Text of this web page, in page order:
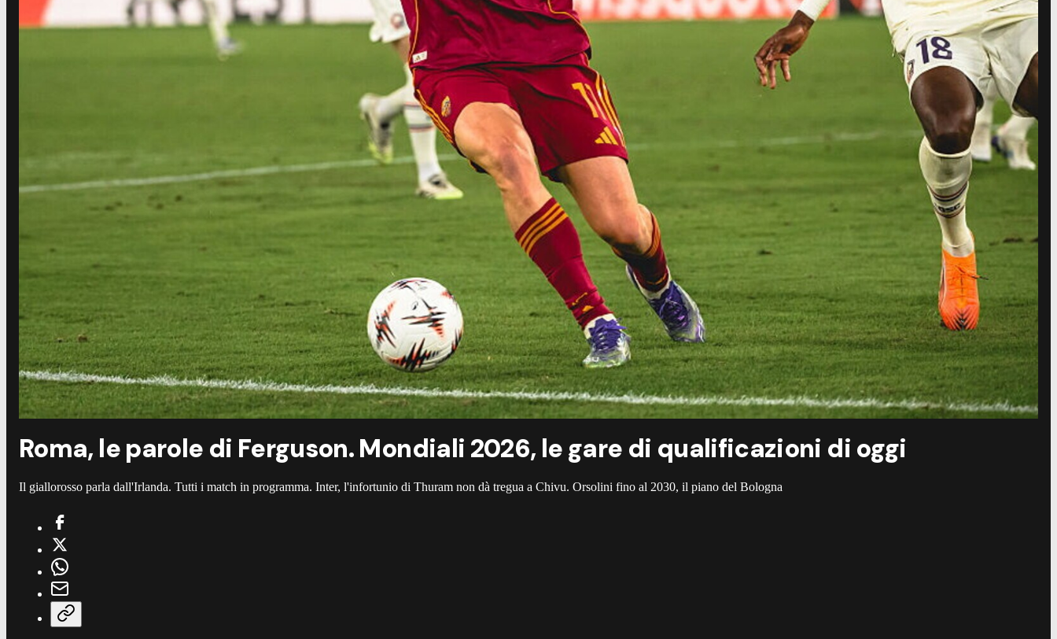
Roma, le parole di Ferguson. Mondiali 2026, le gare di qualificazioni di oggi
Il giallorosso parla dall'Irlanda. Tutti i match in programma. Inter, l'infortunio di Thuram non dà tregua a Chivu. Orsolini fino al 2030, il piano del Bologna